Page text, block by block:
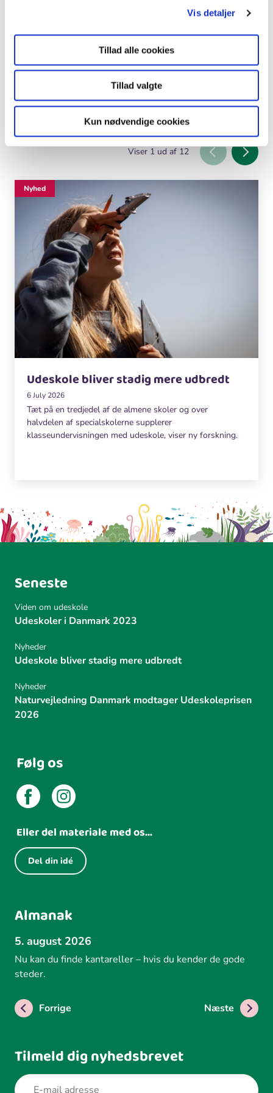
Vis detaljer
Tillad alle cookies
Tillad valgte
Kun nødvendige cookies
How- en hjemmeside med gode råd.
Print
Sidste nyt
Viser 1 ud af 12
Udeskole bliver stadig mere udbredt
6 July 2026
Tæt på en tredjedel af de almene skoler og over
halvdelen af specialskolerne supplerer
klasseundervisningen med udeskole, viser ny forskning.
Nyhed
Seneste
Viden om udeskole
Udeskoler i Danmark 2023
Nyheder
Udeskole bliver stadig mere udbredt
Nyheder
Naturvejledning Danmark modtager Udeskoleprisen
2026
Følg os
Eller del materiale med os...
Del din idé
Almanak
5. august 2026
Nu kan du finde kantareller – hvis du kender de gode
steder.
Forrige Næste
Tilmeld dig nyhedsbrevet